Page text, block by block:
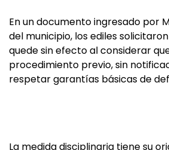
En un documento ingresado por
del municipio, los ediles
quede sin efecto al considerar
procedimiento previo, sin
respetar garantías básicas de
La medida disciplinaria tiene su